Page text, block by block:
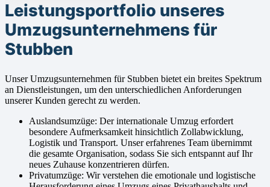
Leistungsportfolio unseres
Umzugsunternehmens für
Stubben
Unser Umzugsunternehmen für Stubben bietet ein breites Spektrum
an Dienstleistungen, um den unterschiedlichen Anforderungen
unserer Kunden gerecht zu werden.
Auslandsumzüge: Der internationale Umzug erfordert
besondere Aufmerksamkeit hinsichtlich Zollabwicklung,
Logistik und Transport. Unser erfahrenes Team übernimmt
die gesamte Organisation, sodass Sie sich entspannt auf Ihr
neues Zuhause konzentrieren dürfen.
Privatumzüge: Wir verstehen die emotionale und logistische